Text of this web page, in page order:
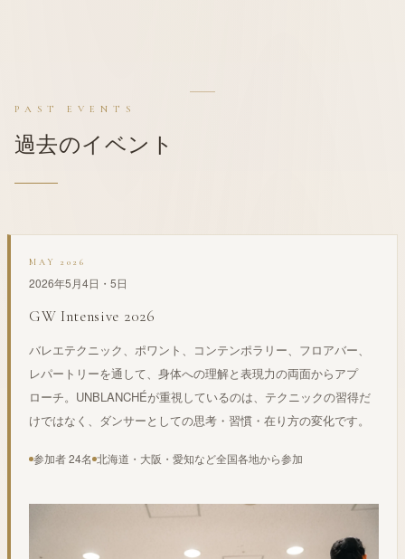
PAST EVENTS
過去のイベント
MAY 2026
2026年5月4日・5日
GW Intensive 2026
バレエテクニック、ポワント、コンテンポラリー、フロアバー、
レパートリーを通して、身体への理解と表現力の両面からアプ
ローチ。UNBLANCHÉが重視しているのは、テクニックの習得だ
けではなく、ダンサーとしての思考・習慣・在り方の変化です。
参加者 24名 北海道・大阪・愛知など全国各地から参加